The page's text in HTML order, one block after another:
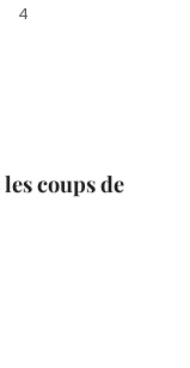
4
coups de